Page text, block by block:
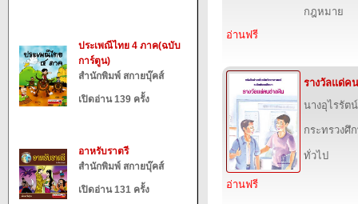
ประเพณีไทย 4 ภาค(ฉบับ
การ์ตูน)
สำนักพิมพ์ สกายบุ๊คส์
เปิดอ่าน 139 ครั้ง
อาหรับราตรี
สำนักพิมพ์ สกายบุ๊คส์
เปิดอ่าน 131 ครั้ง
กฎหมาย
อ่านฟรี
รางวัลแด่ค
นางอุไรรัต
กระทรวงศึ
ทั่วไป
อ่านฟรี